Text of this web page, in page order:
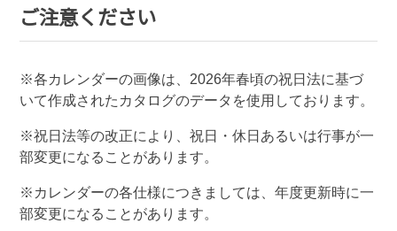
ご注意ください
※各カレンダーの画像は、 2026年春頃の祝日法に基づ
いて作成されたカタログのデータを使用しております。
※祝日法等の改正により、祝日・休日あるいは行事が一
部変更になることがあります。
※カレンダーの各仕様につきましては、年度更新時に一
部変更になることがあります。